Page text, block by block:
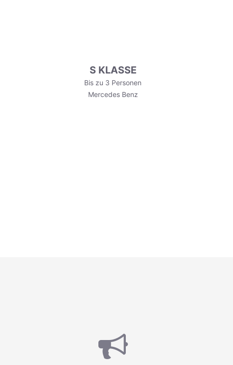
S KLASSE
Bis zu 3 Personen
Mercedes Benz